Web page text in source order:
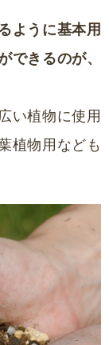
ように基本用
できるのが、
い植物に使用
植物用なども